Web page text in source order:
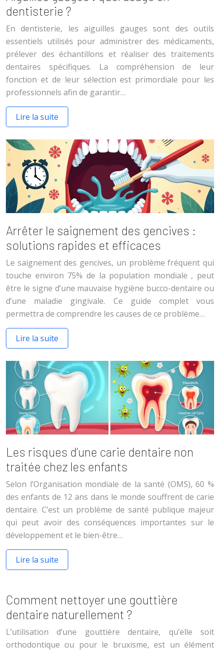
dentisterie ?
En dentisterie, les aiguilles gauges sont des outils
essentiels utilisés pour administrer des médicaments,
prélever des échantillons et réaliser des traitements
dentaires spécifiques. La compréhension de leur
fonction et de leur sélection est primordiale pour les
professionnels afin de garantir…
Lire la suite
Arrêter le saignement des gencives :
solutions rapides et efficaces
Le saignement des gencives, un problème fréquent qui
touche environ 75% de la population mondiale , peut
être le signe d’une mauvaise hygiène bucco-dentaire ou
d’une maladie gingivale. Ce guide complet vous
permettra de comprendre les causes de ce problème…
Lire la suite
Les risques d’une carie dentaire non
traitée chez les enfants
Selon l’Organisation mondiale de la santé (OMS), 60 %
des enfants de 12 ans dans le monde souffrent de carie
dentaire. C’est un problème de santé publique majeur
qui peut avoir des conséquences importantes sur le
développement et le bien-être…
Lire la suite
Comment nettoyer une gouttière
dentaire naturellement ?
L’utilisation d’une gouttière dentaire, qu’elle soit
orthodontique ou pour le bruxisme, est un élément